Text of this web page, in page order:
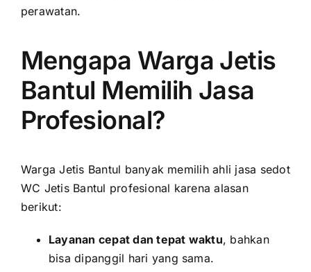
perawatan.
Mengapa Warga Jetis
Bantul Memilih Jasa
Profesional?
Warga Jetis Bantul banyak memilih ahli jasa sedot
WC Jetis Bantul profesional karena alasan
berikut:
Layanan cepat dan tepat waktu, bahkan
bisa dipanggil hari yang sama.